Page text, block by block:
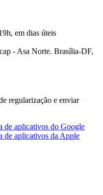
em dias úteis
- Asa Norte. Brasília-DF,
regularização e enviar